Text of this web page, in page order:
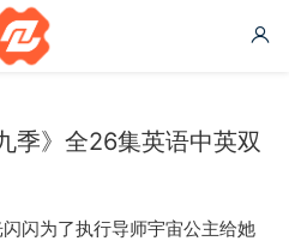
季》全26集英语中英双
闪为了执行导师宇宙公主给她